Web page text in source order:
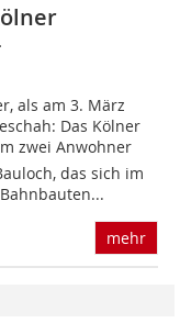
als am 3. März
Das Kölner
zwei Anwohner 
das sich im
mehr